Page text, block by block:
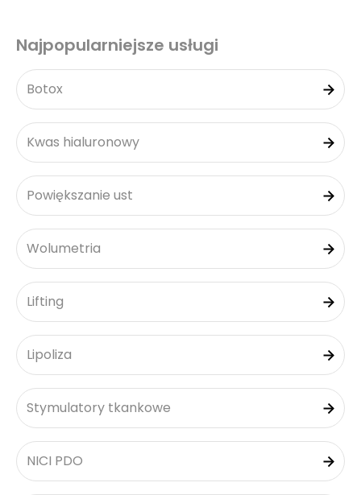
Najpopularniejsze usługi
Botox
Kwas hialuronowy
Powiększanie ust
Wolumetria
Lifting
Lipoliza
Stymulatory tkankowe
NICI PDO